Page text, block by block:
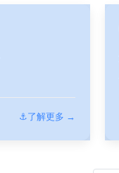
⚓了解更多 →